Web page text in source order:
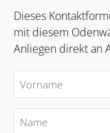
Dieses
mit diesem
Anliegen direkt an